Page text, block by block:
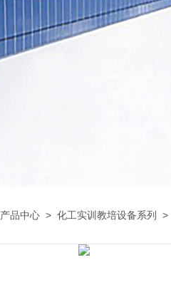
产品中心 > 化工实训教培设备系列 >